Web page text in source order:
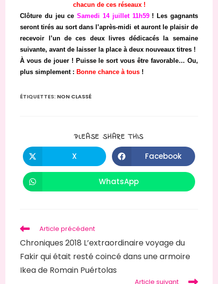
chacun de ces réseaux !
Clôture du jeu ceSamedi 14 juillet 11h59 ! Les gagnants
seront tirés au sort dans l’après-midi et auront le plaisir de
recevoir l’un de ces deux livres dédicacés la semaine
suivante,avant de laisser la place à deux nouveaux titres !
À vous de jouer ! Puisse le sort vous être favorable… Ou,
plus simplement :Bonne chance à tous !
ÉTIQUETTES: NON CLASSÉ
PLEASE SHARE THISPARTAGER
CONTENU
Ouvrir
dans
une
X Ouvrir
dans
une
Facebook
Ouvrir
dans
WhatsApp
Read
more
articles
Article précédent
Chroniques 2018 L’extraordinaire voyage du
Fakir qui était resté coincé dans une armoire
Ikea de Romain Puértolas
Article suivant